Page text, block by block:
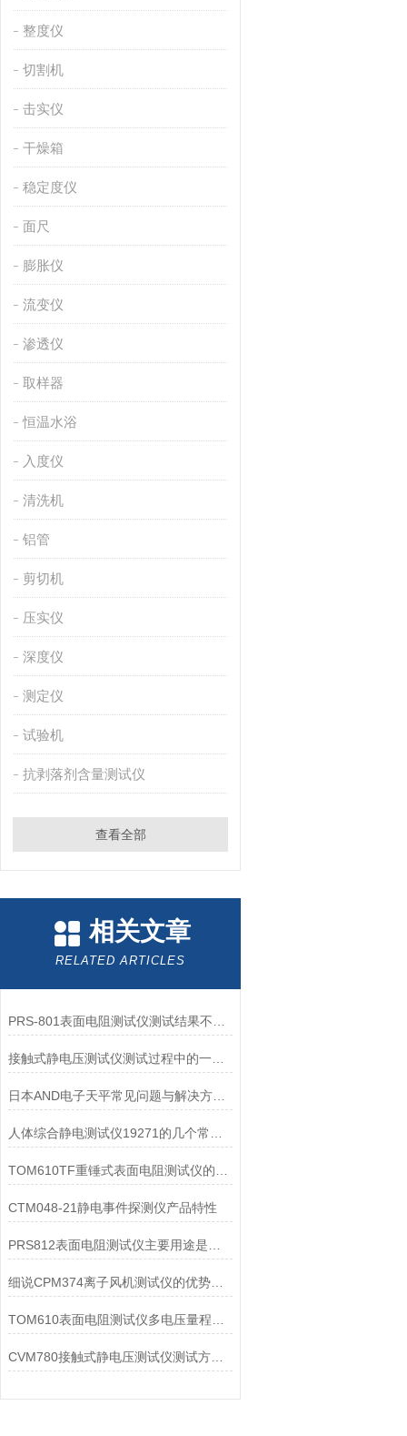
整度仪
切割机
击实仪
干燥箱
稳定度仪
面尺
膨胀仪
流变仪
渗透仪
取样器
恒温水浴
入度仪
清洗机
铝管
剪切机
压实仪
深度仪
测定仪
试验机
抗剥落剂含量测试仪
查看全部
相关文章
RELATED ARTICLES
接触式静电压测试仪测试过程中的一些注意事项
日本AND电子天平常见问题与解决方法详解
CTM048-21静电事件探测仪产品特性
细说CPM374离子风机测试仪的优势与局限性
CVM780接触式静电压测试仪测试方式，大家可以来此看看